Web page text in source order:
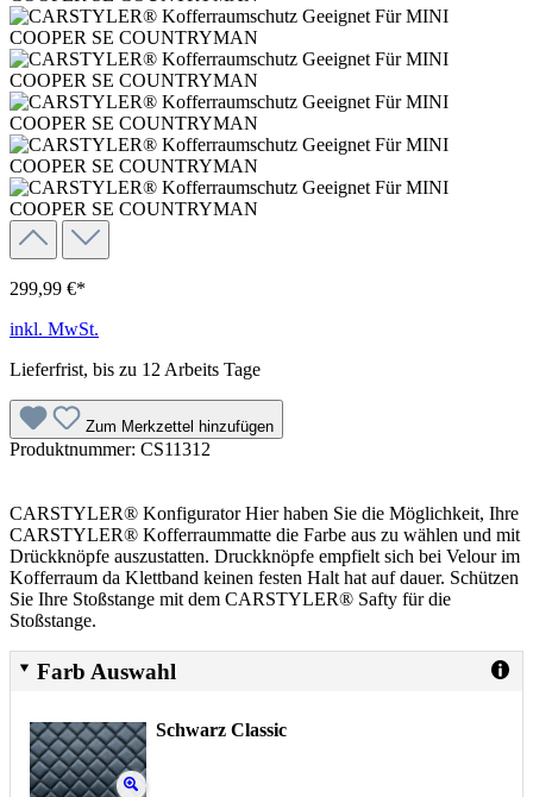
299,99 €*
inkl. MwSt.
Lieferfrist, bis zu 12 Arbeits Tage
Zum Merkzettel hinzufügen
Produktnummer: CS11312
CARSTYLER® Konfigurator Hier haben Sie die Möglichkeit, Ihre
CARSTYLER® Kofferraummatte die Farbe aus zu wählen und mit
Drückknöpfe auszustatten. Druckknöpfe empfielt sich bei Velour im
Kofferraum da Klettband keinen festen Halt hat auf dauer. Schützen
Sie Ihre Stoßstange mit dem CARSTYLER® Safty für die
Stoßstange.
Farb Auswahl
Schwarz Classic